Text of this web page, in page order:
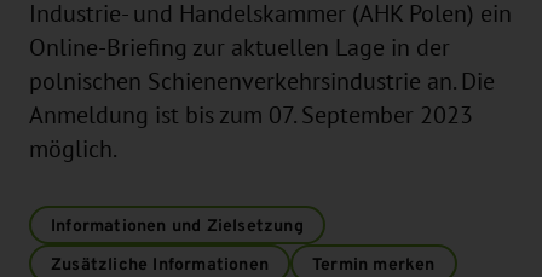
Industrie- und Handelskammer (AHK Polen) ein
Online-Briefing zur aktuellen Lage in der
polnischen Schienenverkehrsindustrie an. Die
Anmeldung ist bis zum 07. September 2023
möglich.
Informationen und Zielsetzung
Zusätzliche Informationen
Termin merken